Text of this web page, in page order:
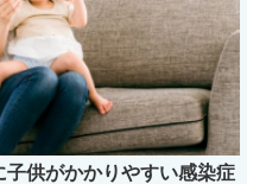
供がかかりやすい感染症